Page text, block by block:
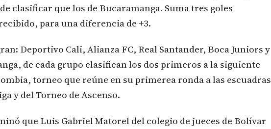
clasificar que los de Bucaramanga. Suma tres goles
para una diferencia de +3.
Deportivo Cali, Alianza FC, Real Santander, Boca Juniors y
de cada grupo clasifican los dos primeros a la siguiente
torneo que reúne en su primerea ronda a las escuadras
y del Torneo de Ascenso.
que Luis Gabriel Matorel del colegio de jueces de Bolívar